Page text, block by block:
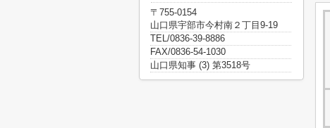
〒755-0154
山口県宇部市今村南２丁目9-19
TEL/0836-39-8886
FAX/0836-54-1030
山口県知事 (3) 第3518号